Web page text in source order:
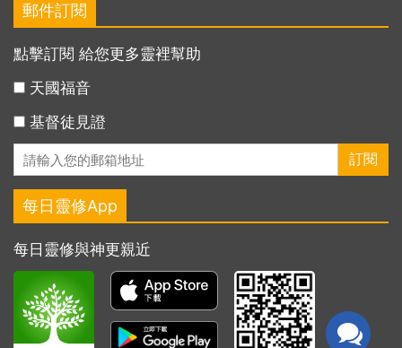
郵件訂閱
點擊訂閱 給您更多靈裡幫助
天國福音
基督徒見證
每日靈修App
每日靈修與神更親近